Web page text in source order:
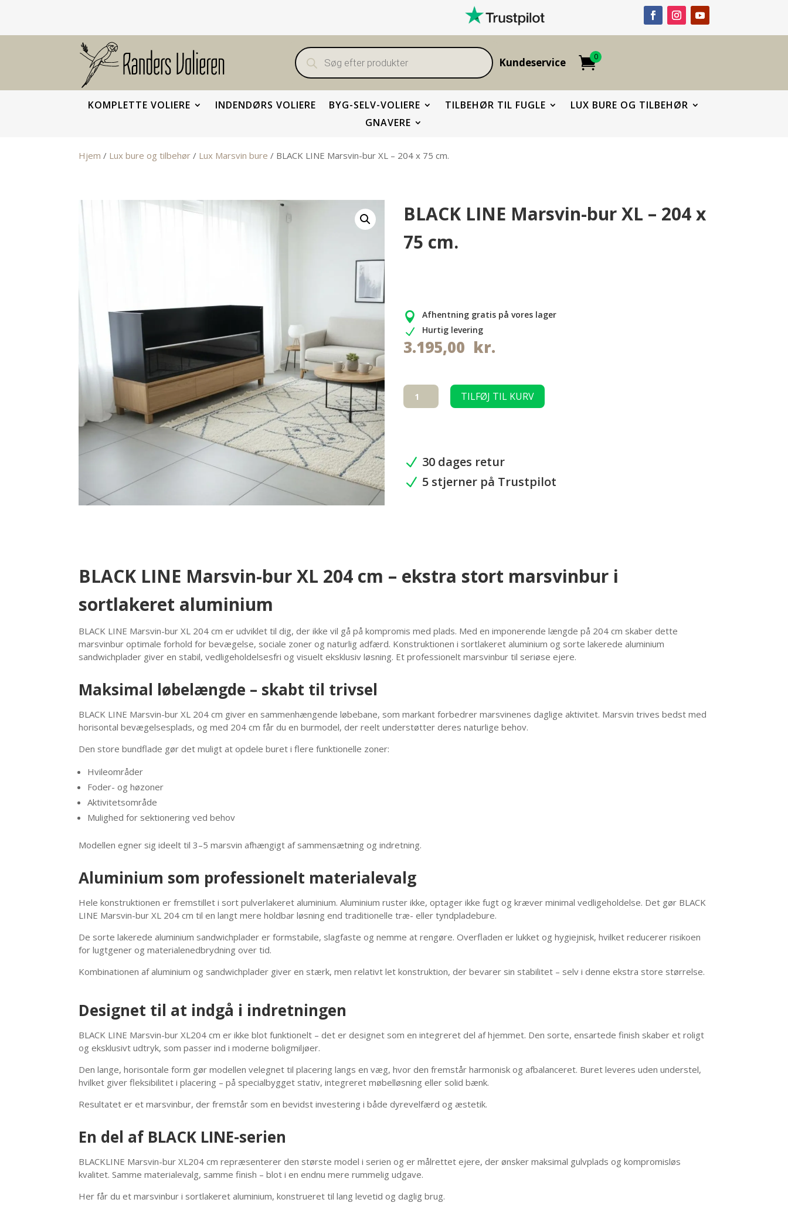
Products
search Kundeservice 0
KOMPLETTE VOLIERE INDENDØRS VOLIERE BYG-SELV-VOLIERE TILBEHØR TIL FUGLE
LUX BURE OG TILBEHØR
GNAVERE
Hjem / Lux bure og tilbehør / Lux Marsvin bure / BLACK LINE Marsvin-bur XL – 204 x 75 cm.
BLACK LINE Marsvin-bur XL – 204 x
75 cm.
 Afhentning gratis på vores lager
N Hurtig levering
3.195,00 kr.
BLACK
LINE
204
x
TILFØJ TIL KURV
N 30 dages retur
N 5 stjerner på Trustpilot
BLACK LINE Marsvin-bur XL 204 cm – ekstra stort marsvinbur i
sortlakeret aluminium
BLACK LINE Marsvin-bur XL 204 cm er udviklet til dig, der ikke vil gå på kompromis med plads. Med en imponerende længde på 204 cm skaber dette
marsvinbur optimale forhold for bevægelse, sociale zoner og naturlig adfærd. Konstruktionen i sortlakeret aluminium og sorte lakerede aluminium
sandwichplader giver en stabil, vedligeholdelsesfri og visuelt eksklusiv løsning. Et professionelt marsvinbur til seriøse ejere.
Maksimal løbelængde – skabt til trivsel
BLACK LINE Marsvin-bur XL 204 cm giver en sammenhængende løbebane, som markant forbedrer marsvinenes daglige aktivitet. Marsvin trives bedst med
horisontal bevægelsesplads, og med 204 cm får du en burmodel, der reelt understøtter deres naturlige behov.
Den store bundflade gør det muligt at opdele buret i flere funktionelle zoner:
Hvileområder
Foder- og høzoner
Aktivitetsområde
Mulighed for sektionering ved behov
Modellen egner sig ideelt til 3–5 marsvin afhængigt af sammensætning og indretning.
Aluminium som professionelt materialevalg
Hele konstruktionen er fremstillet i sort pulverlakeret aluminium. Aluminium ruster ikke, optager ikke fugt og kræver minimal vedligeholdelse. Det gør BLACK
LINE Marsvin-bur XL 204 cm til en langt mere holdbar løsning end traditionelle træ- eller tyndpladebure.
De sorte lakerede aluminium sandwichplader er formstabile, slagfaste og nemme at rengøre. Overfladen er lukket og hygiejnisk, hvilket reducerer risikoen
for lugtgener og materialenedbrydning over tid.
Kombinationen af aluminium og sandwichplader giver en stærk, men relativt let konstruktion, der bevarer sin stabilitet – selv i denne ekstra store størrelse.
Designet til at indgå i indretningen
BLACK LINE Marsvin-bur XL204 cm er ikke blot funktionelt – det er designet som en integreret del af hjemmet. Den sorte, ensartede finish skaber et roligt
og eksklusivt udtryk, som passer ind i moderne boligmiljøer.
Den lange, horisontale form gør modellen velegnet til placering langs en væg, hvor den fremstår harmonisk og afbalanceret. Buret leveres uden understel,
hvilket giver fleksibilitet i placering – på specialbygget stativ, integreret møbelløsning eller solid bænk.
Resultatet er et marsvinbur, der fremstår som en bevidst investering i både dyrevelfærd og æstetik.
En del af BLACK LINE-serien
BLACKLINE Marsvin-bur XL204 cm repræsenterer den største model i serien og er målrettet ejere, der ønsker maksimal gulvplads og kompromisløs
kvalitet. Samme materialevalg, samme finish – blot i en endnu mere rummelig udgave.
Her får du et marsvinbur i sortlakeret aluminium, konstrueret til lang levetid og daglig brug.